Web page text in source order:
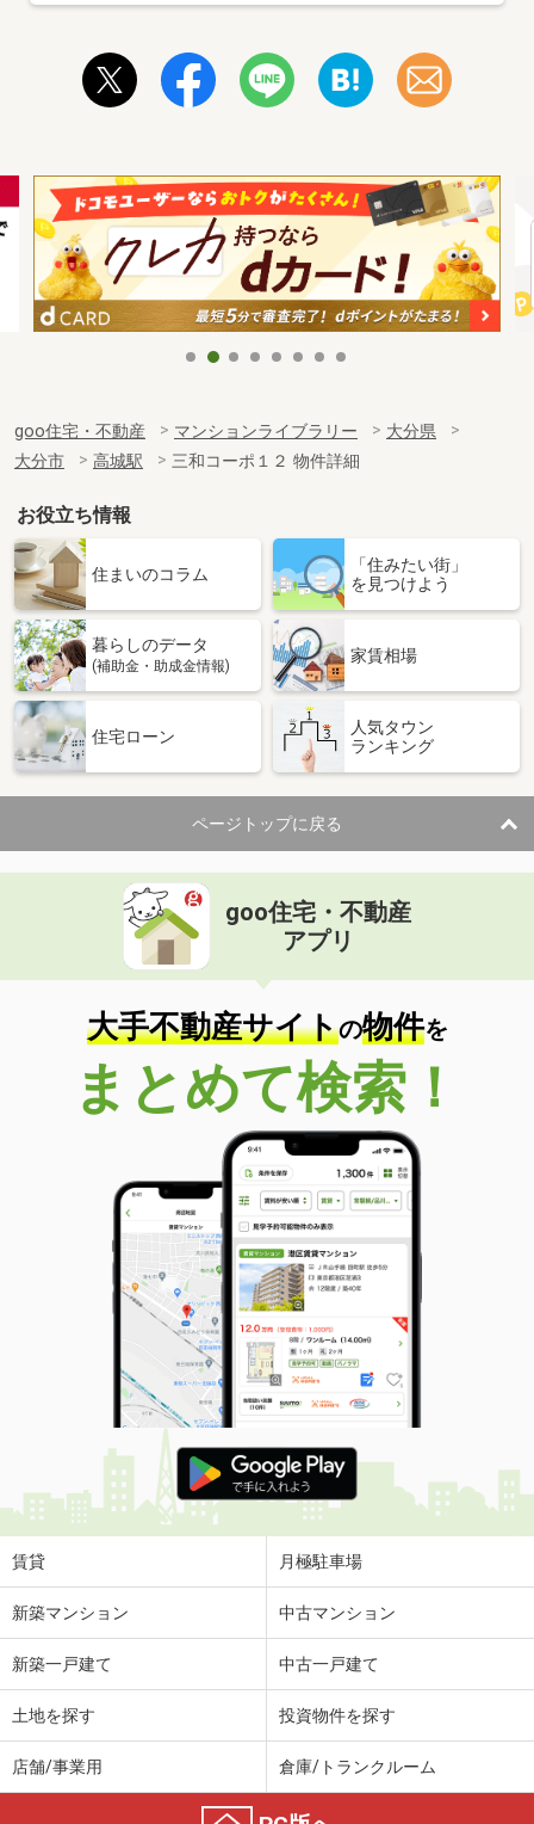
goo住宅・不動産 マンションライブラリー
大分県
大分市
高城駅 三和コーポ１２ 物件詳細
お役立ち情報
住まいのコラム
「住みたい街」
を見つけよう
暮らしのデータ
(補助金・助成金情報)
家賃相場
住宅ローン
人気タウン
ランキング
ページトップに戻る
goo住宅・不動産
アプリ
大手不動産サイトの物件を
まとめて検索！
賃貸 月極駐車場
新築マンション 中古マンション
新築一戸建て 中古一戸建て
土地を探す 投資物件を探す
店舗/事業用 倉庫/トランクルーム